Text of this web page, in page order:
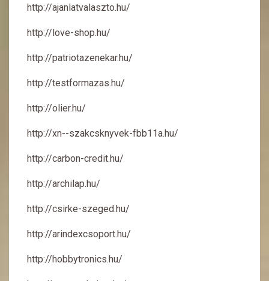
http://ajanlatvalaszto.hu/
http://love-shop.hu/
http://patriotazenekar.hu/
http://testformazas.hu/
http://olier.hu/
http://xn--szakcsknyvek-fbb11a.hu/
http://carbon-credit.hu/
http://archilap.hu/
http://csirke-szeged.hu/
http://arindexcsoport.hu/
http://hobbytronics.hu/